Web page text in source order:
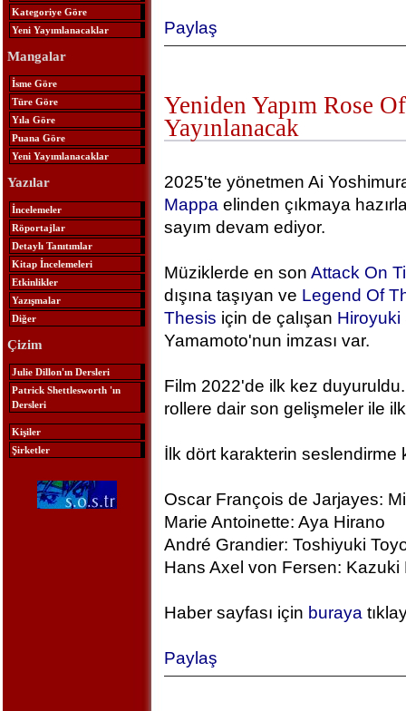
Kategoriye Göre
Yeni Yayımlanacaklar
Mangalar
İsme Göre
Türe Göre
Yıla Göre
Puana Göre
Yeni Yayımlanacaklar
Yazılar
İncelemeler
Röportajlar
Detaylı Tanıtımlar
Kitap İncelemeleri
Etkinlikler
Yazışmalar
Diğer
Çizim
Julie Dillon'ın Dersleri
Patrick Shettlesworth 'ın
Dersleri
Kişiler
Şirketler
Paylaş
Yeniden Yapım Rose
Yayınlanacak
2025'te yönetmen Ai
Mappa elinden çıkmaya
sayım devam ediyor.
Müziklerde en son Attack On
dışına taşıyan ve Legend Of
Thesis için de çalışan Hiroyuki
Yamamoto'nun imzası var.
Film 2022'de ilk kez
rollere dair son gelişmeler ile ilk
İlk dört karakterin seslendirme
Oscar François de Jarjayes:
Marie Antoinette: Aya Hirano
André Grandier: Toshiyuki
Hans Axel von Fersen: Kazuki
Haber sayfası için buraya
Paylaş